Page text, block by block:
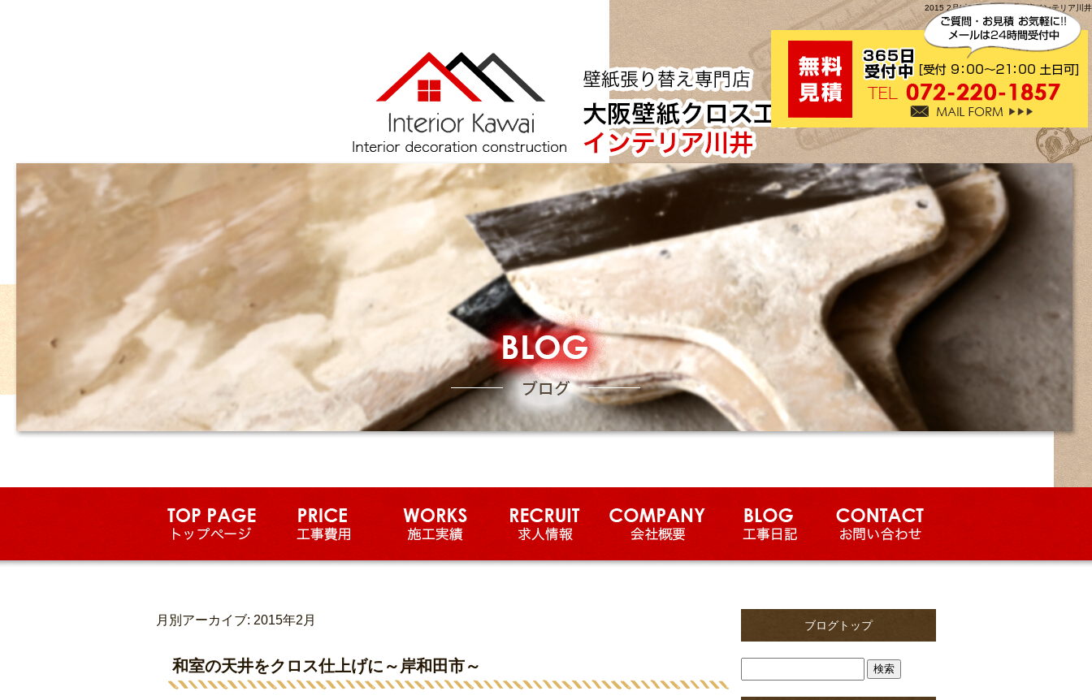
2015 2月|大阪壁紙クロス工房インテリア川井
月別アーカイブ: 2015年2月
和室の天井をクロス仕上げに～岸和田市～
ブログトップ